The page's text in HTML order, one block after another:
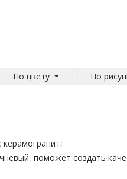
По цвету По
керамогранит;
поможет создать